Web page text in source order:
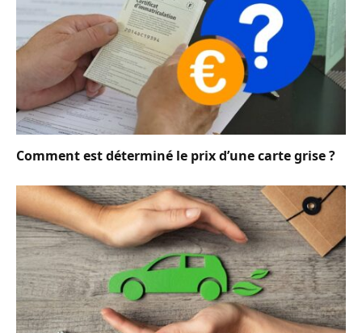
Comment est déterminé le prix d’une carte grise ?